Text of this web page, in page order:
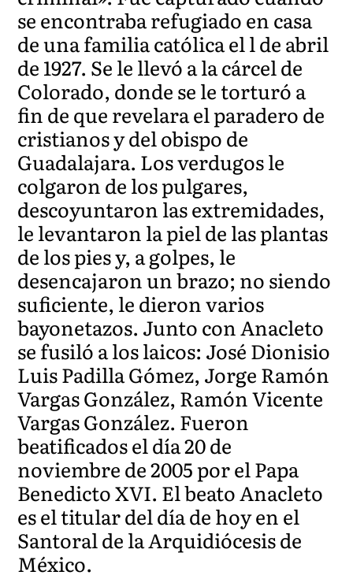
se encontraba refugiado en casa
de una familia católica el l de abril
de 1927. Se le llevó a la cárcel de
Colorado, donde se le torturó a
fin de que revelara el paradero de
cristianos y del obispo de
Guadalajara. Los verdugos le
colgaron de los pulgares,
descoyuntaron las extremidades,
le levantaron la piel de las plantas
de los pies y, a golpes, le
desencajaron un brazo; no siendo
suficiente, le dieron varios
bayonetazos. Junto con Anacleto
se fusiló a los laicos: José Dionisio
Luis Padilla Gómez, Jorge Ramón
Vargas González, Ramón Vicente
Vargas González. Fueron
beatificados el día 20 de
noviembre de 2005 por el Papa
Benedicto XVI. El beato Anacleto
es el titular del día de hoy en el
Santoral de la Arquidiócesis de
México.